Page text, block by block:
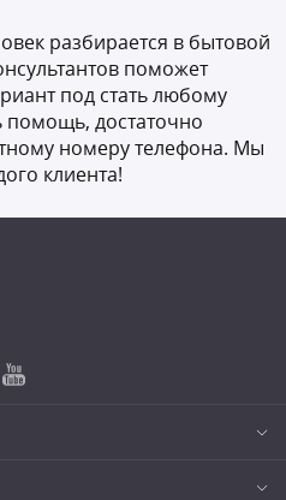
разбирается в бытовой
поможет
под стать любому
помощь, достаточно
номеру телефона. Мы
клиента!